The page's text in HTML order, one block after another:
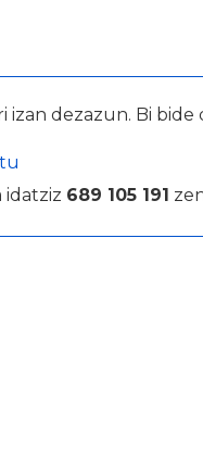
izan dezazun. Bi bide
idatziz 689 105 191